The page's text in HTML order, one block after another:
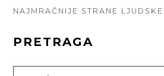
NAJMRAČNIJE STRANE
PRETRAGA
SEARCH